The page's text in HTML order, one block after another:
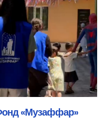
«Музаффар»